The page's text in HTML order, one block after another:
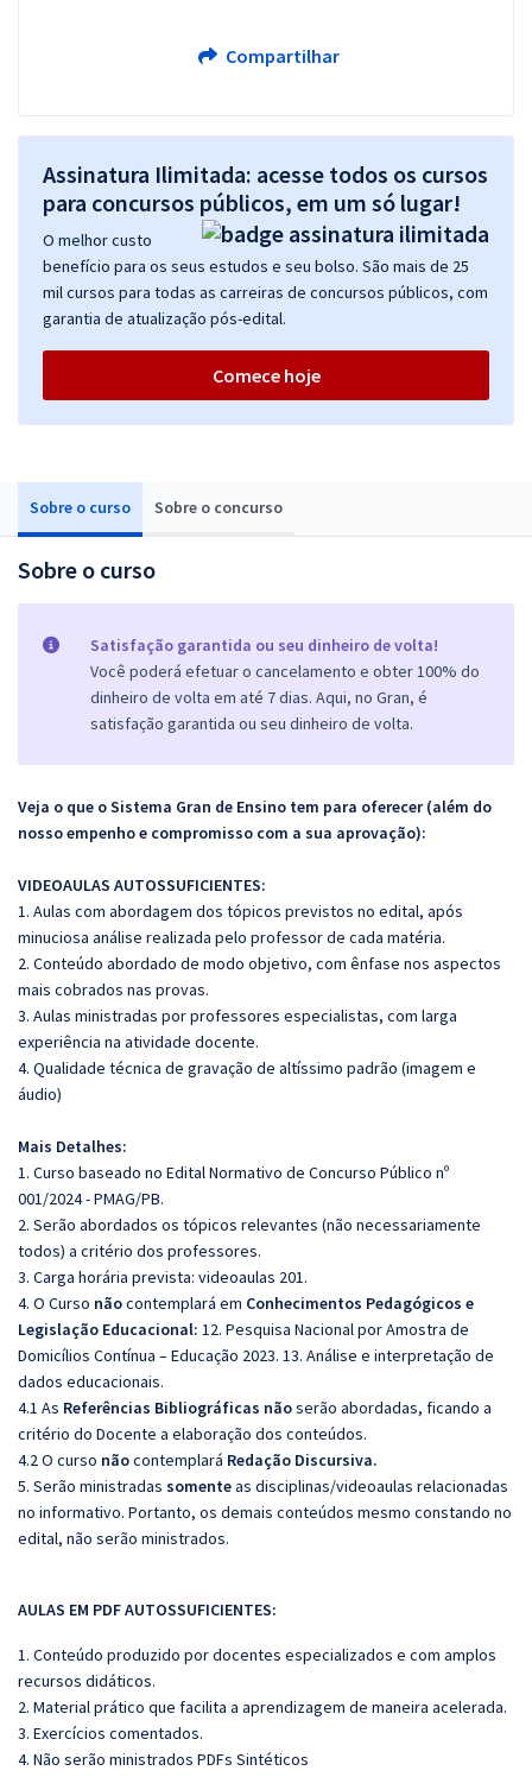
Sobre o curso Sobre o concurso
Sobre o curso
Satisfação garantida ou seu dinheiro de volta!
Você poderá efetuar o cancelamento e obter 100% do
dinheiro de volta em até 7 dias. Aqui, no Gran, é
satisfação garantida ou seu dinheiro de volta.
Veja o que o Sistema Gran de Ensino tem para oferecer (além do
nosso empenho e compromisso com a sua aprovação):
VIDEOAULAS AUTOSSUFICIENTES:
1. Aulas com abordagem dos tópicos previstos no edital, após
minuciosa análise realizada pelo professor de cada matéria.
2. Conteúdo abordado de modo objetivo, com ênfase nos aspectos
mais cobrados nas provas.
3. Aulas ministradas por professores especialistas, com larga
experiência na atividade docente.
4. Qualidade técnica de gravação de altíssimo padrão (imagem e
áudio)
Mais Detalhes:
1. Curso baseado no Edital Normativo de Concurso Público nº
001/2024 - PMAG/PB.
2. Serão abordados os tópicos relevantes (não necessariamente
todos) a critério dos professores.
3. Carga horária prevista: videoaulas 201.
4. O Curso nãocontemplará em Conhecimentos Pedagógicos e
Legislação Educacional: 12. Pesquisa Nacional por Amostra de
Domicílios Contínua – Educação 2023. 13. Análise e interpretação de
dados educacionais.
4.1 As Referências Bibliográficas nãoserão abordadas, ficando a
critério do Docente a elaboração dos conteúdos.
4.2 O curso nãocontemplará Redação Discursiva.
5. Serão ministradas somenteas disciplinas/videoaulas relacionadas
no informativo. Portanto, os demais conteúdos mesmo constando no
edital, não serão ministrados.
AULAS EM PDF AUTOSSUFICIENTES:
1. Conteúdo produzido por docentes especializados e com amplos
recursos didáticos.
2. Material prático que facilita a aprendizagem de maneira acelerada.
3. Exercícios comentados.
4. Não serão ministrados PDFs Sintéticos
Compartilhar
Assinatura Ilimitada: acesse todos os cursos
para concursos públicos, em um só lugar!
O melhor custo
benefício para os seus estudos e seu bolso. São mais de 25
mil cursos para todas as carreiras de concursos públicos, com
garantia de atualização pós-edital.
Comece hoje